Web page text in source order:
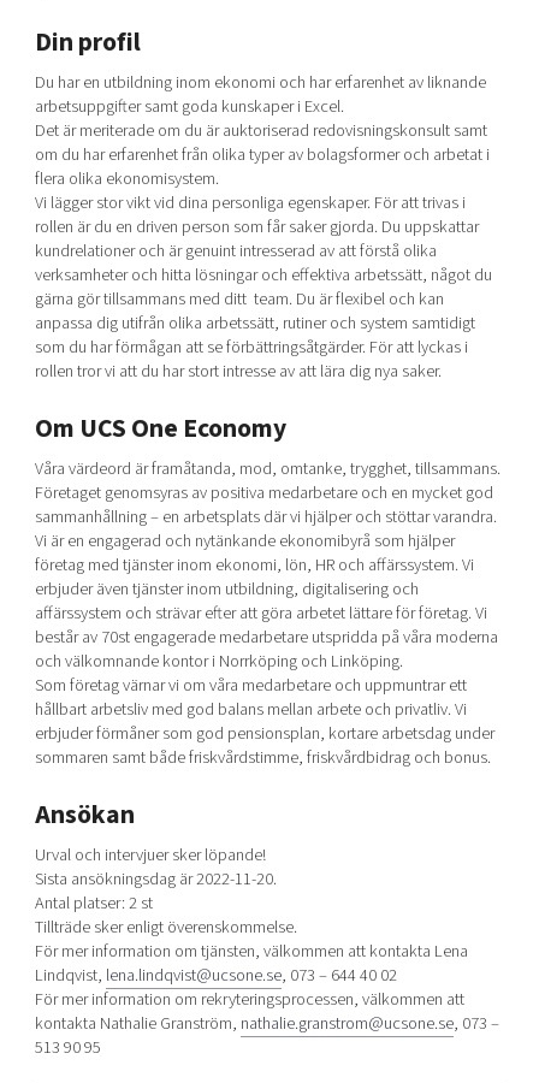
Din profil
Du har en utbildning inom ekonomi och har erfarenhet av liknande
arbetsuppgifter samt goda kunskaper i Excel.
Det är meriterade om du är auktoriserad redovisningskonsult samt
om du har erfarenhet från olika typer av bolagsformer och arbetat i
flera olika ekonomisystem.
Vi lägger stor vikt vid dina personliga egenskaper. För att trivas i
rollen är du en driven person som får saker gjorda. Du uppskattar
kundrelationer och är genuint intresserad av att förstå olika
verksamheter och hitta lösningar och effektiva arbetssätt, något du
gärna gör tillsammans med ditt team. Du är flexibel och kan
anpassa dig utifrån olika arbetssätt, rutiner och system samtidigt
som du har förmågan att se förbättringsåtgärder. För att lyckas i
rollen tror vi att du har stort intresse av att lära dig nya saker.
Om UCS One Economy
Våra värdeord är framåtanda, mod, omtanke, trygghet, tillsammans.
Företaget genomsyras av positiva medarbetare och en mycket god
sammanhållning – en arbetsplats där vi hjälper och stöttar varandra.
Vi är en engagerad och nytänkande ekonomibyrå som hjälper
företag med tjänster inom ekonomi, lön, HR och affärssystem. Vi
erbjuder även tjänster inom utbildning, digitalisering och
affärssystem och strävar efter att göra arbetet lättare för företag. Vi
består av 70st engagerade medarbetare utspridda på våra moderna
och välkomnande kontor i Norrköping och Linköping.
Som företag värnar vi om våra medarbetare och uppmuntrar ett
hållbart arbetsliv med god balans mellan arbete och privatliv. Vi
erbjuder förmåner som god pensionsplan, kortare arbetsdag under
sommaren samt både friskvårdstimme, friskvårdbidrag och bonus.
Ansökan
Urval och intervjuer sker löpande!
Sista ansökningsdag är 2022-11-20.
Antal platser: 2 st
Tillträde sker enligt överenskommelse.
För mer information om tjänsten, välkommen att kontakta Lena
Lindqvist, lena.lindqvist@ucsone.se, 073 – 644 40 02
För mer information om rekryteringsprocessen, välkommen att
kontakta Nathalie Granström, nathalie.granstrom@ucsone.se, 073 –
513 90 95